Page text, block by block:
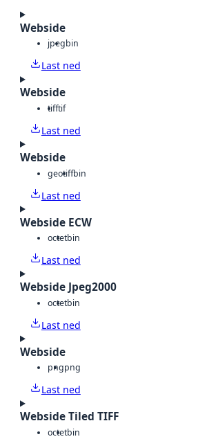
Webside
jpegbin
Last ned
Webside
tifftif
Last ned
Webside
geotiffbin
Last ned
Webside ECW
octetbin
Last ned
Webside Jpeg2000
octetbin
Last ned
Webside
pngpng
Last ned
Webside Tiled TIFF
octetbin